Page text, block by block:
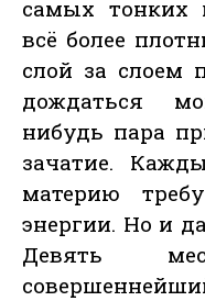
самых тонких
всё более
слой за слоем
дождаться
нибудь пара
зачатие.
материю
энергии. Но и
Девять